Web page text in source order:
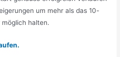
um mehr als das 10-
halten.